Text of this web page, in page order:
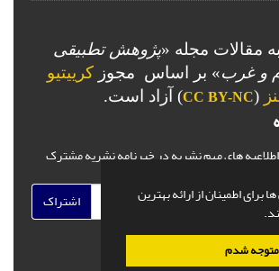
اطمینان از ارائه بهترین
متوجه شدم
مقالات مجله «پژوهش تطبیقی
و غرب» بر اساس مجوز کرییتیو
(
CC BY-NC) آزاد است.
اطلاعیه های مهم نشریه در خبرنامه نشریه مشترک
اشتراک